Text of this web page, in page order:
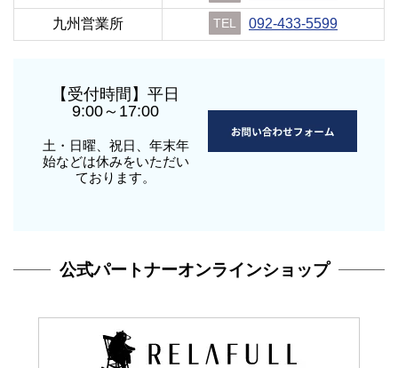
九州営業所 TEL 092-433-5599
【受付時間】平日
9:00～17:00
土・日曜、祝日、年末年
始などは休みをいただい
ております。
公式パートナーオンラインショップ